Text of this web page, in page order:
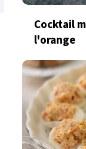
Cocktail
l'orange